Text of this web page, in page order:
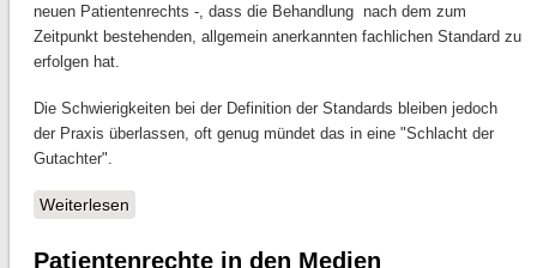
neuen Patientenrechts -, dass die Behandlung nach dem zum
Zeitpunkt bestehenden, allgemein anerkannten fachlichen Standard zu
erfolgen hat.
Die Schwierigkeiten bei der Definition der Standards bleiben jedoch
der Praxis überlassen, oft genug mündet das in eine "Schlacht der
Gutachter".
Weiterlesenüber Standardchaos - Der Sachverständige im
Patientenrechte in den Medien